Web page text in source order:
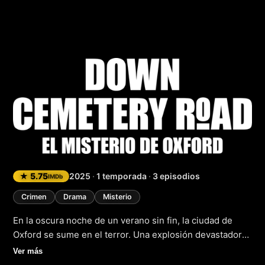
Down Cemetery
★ 5.75IMDb 2025 · 1 temporada · 3 episodios
Crimen Drama Misterio
En la oscura noche de un verano sin fin, la ciudad de
Oxford se sume en el terror. Una explosión devastadora
deja una casa en ruinas y con ella, la desaparición de
Ver más